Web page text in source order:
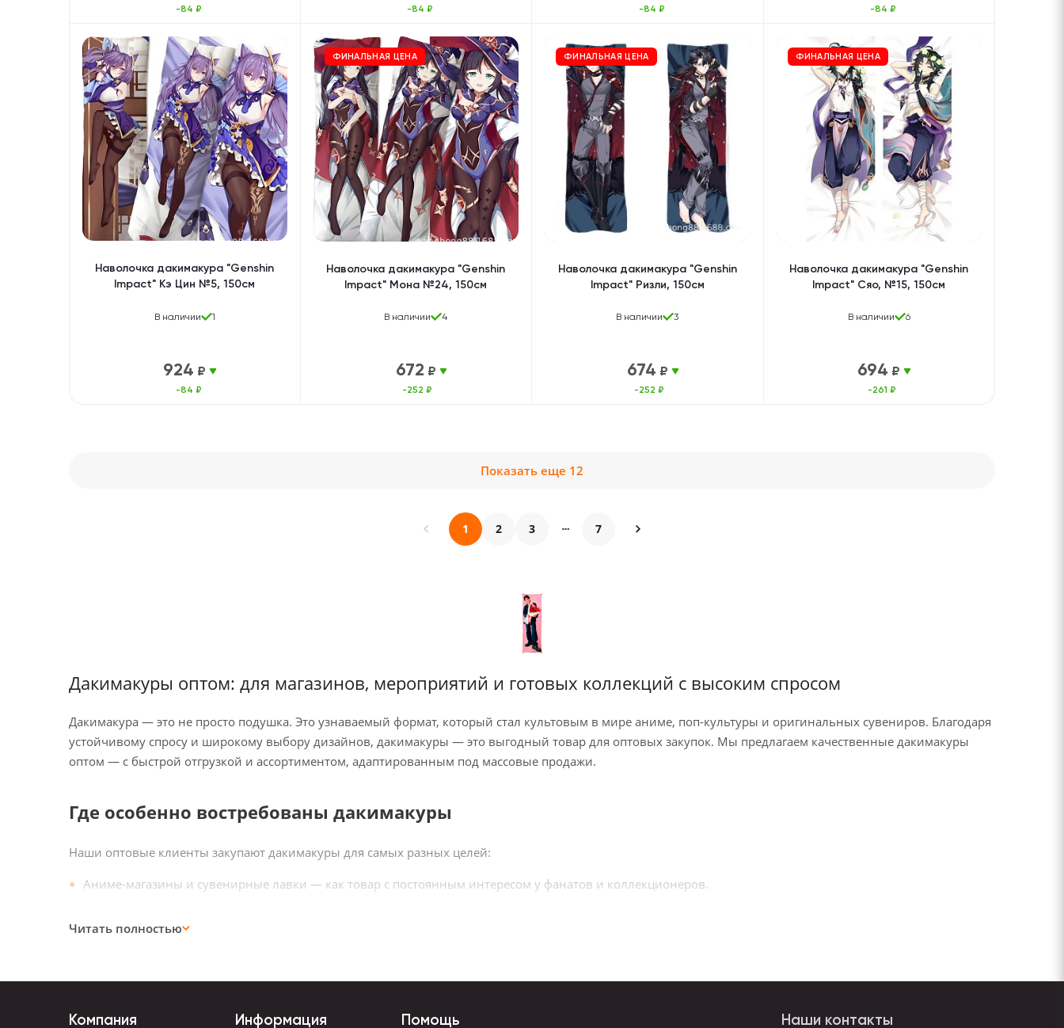
-84 ₽ -84 ₽ -84 ₽ -84 ₽
В наличии 1
Наволочка дакимакура "Genshin
Impact" Кэ Цин №5, 150см
924 ₽
-84 ₽
ФИНАЛЬНАЯ ЦЕНА
В наличии 4
Наволочка дакимакура "Genshin
Impact" Мона №24, 150см
672 ₽
-252 ₽
ФИНАЛЬНАЯ ЦЕНА
В наличии 3
Наволочка дакимакура "Genshin
Impact" Ризли, 150см
674 ₽
-252 ₽
ФИНАЛЬНАЯ ЦЕНА
В наличии 6
Наволочка дакимакура "Genshin
Impact" Сяо, №15, 150см
694 ₽
-261 ₽
Показать еще 12
1 2 3 7
Дакимакуры оптом: для магазинов, мероприятий и готовых коллекций с высоким спросом
Дакимакура — это не просто подушка. Это узнаваемый формат, который стал культовым в мире аниме, поп-культуры и оригинальных сувениров. Благодаря
устойчивому спросу и широкому выбору дизайнов, дакимакуры — это выгодный товар для оптовых закупок. Мы предлагаем качественные дакимакуры
оптом — с быстрой отгрузкой и ассортиментом, адаптированным под массовые продажи.
Где особенно востребованы дакимакуры
Наши оптовые клиенты закупают дакимакуры для самых разных целей:
Аниме-магазины и сувенирные лавки — как товар с постоянным интересом у фанатов и коллекционеров.
Кейтеринг и гик-мерч-наборы — как необычный и запоминающийся элемент брендированных подарков.
Рекламные и промо-агентства — для кастомных решений и брендированной продукции.
Читать полностью
Компания Информация Помощь Наши контакты